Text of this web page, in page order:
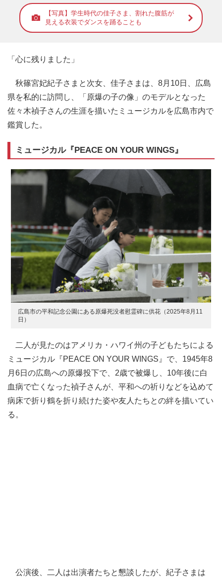
【写真】学生時代の佳子さま、割れた腹筋が
見える衣装でダンスを踊ることも
「心に残りました」
秋篠宮妃紀子さまと次女、佳子さまは、8月10日、広島
県を私的に訪問し、「原爆の子の像」のモデルとなった
佐々木禎子さんの生涯を描いたミュージカルを広島市内で
鑑賞した。
ミュージカル『PEACE ON YOUR WINGS』
広島市の平和記念公園にある原爆死没者慰霊碑に供花（2025年8月11
日）
二人が見たのはアメリカ・ハワイ州の子どもたちによる
ミュージカル『PEACE ON YOUR WINGS』で、1945年8
月6日の広島への原爆投下で、2歳で被爆し、10年後に白
血病で亡くなった禎子さんが、平和への祈りなどを込めて
病床で折り鶴を折り続けた姿や友人たちとの絆を描いてい
る。
公演後、二人は出演者たちと懇談したが、紀子さまは